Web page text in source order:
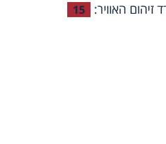
זיהום האוויר: 15